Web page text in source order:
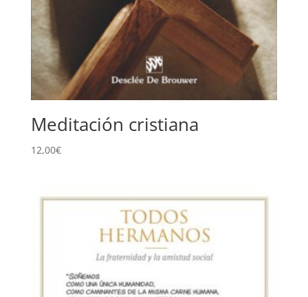
Meditación cristiana
12,00€